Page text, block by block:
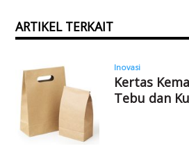
ARTIKEL TERKAIT
Inovasi
Kertas
Tebu dan